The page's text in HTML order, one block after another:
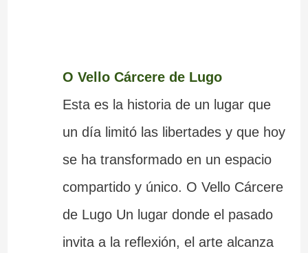
O Vello Cárcere de Lugo
Esta es la historia de un lugar que
un día limitó las libertades y que hoy
se ha transformado en un espacio
compartido y único. O Vello Cárcere
de Lugo Un lugar donde el pasado
invita a la reflexión, el arte alcanza